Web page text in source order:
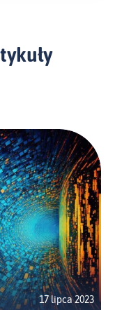
17 lipca 2023